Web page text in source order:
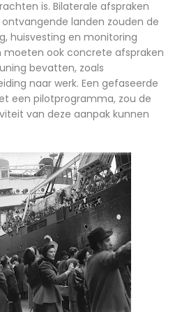
is. Bilaterale afspraken
landen zouden de
huisvesting en monitoring
moeten ook concrete afspraken
bevatten, zoals
naar werk. Een gefaseerde
een pilotprogramma, zou de
van deze aanpak kunnen